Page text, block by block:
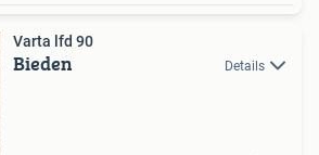
Varta lfd 90
Bieden Details